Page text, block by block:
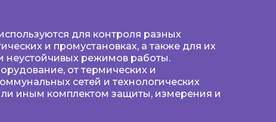
для контроля разных
и промустановках, а также для их
неустойчивых режимов работы.
от термических и
сетей и технологических
иным комплектом защиты, измерения и